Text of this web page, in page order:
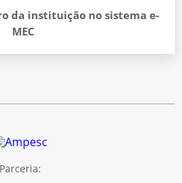
da instituição no sistema e-
MEC
Parceria: